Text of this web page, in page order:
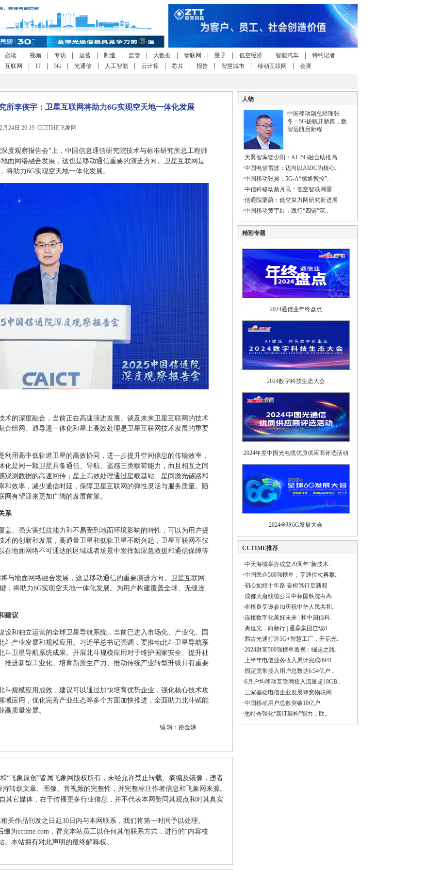
必读 视频 专访 运营 制造 监管 大数据 物联网 量子 低空经济 智能汽车
特约记者
互联网 IT 5G 光通信 人工智能 云计算 芯片 报告 智慧城市 移动互联网 会展
所李侠宇：卫星互联网将助力6G实现空天地一体化发展
月24日 20:19 CCTIME飞象网
深度观察报告会”上，中国信息通信研究院技术与标准研究所总工程师
面网络融合发展，这也是移动通信重要的演进方向。卫星互联网是
将助力6G实现空天地一体化发展。
术的深度融合，当前正在高速演进发展。谈及未来卫星互联网的技术
合组网、通导遥一体化和星上高效处理是卫星互联网技术发展的重要
利用高中低轨道卫星的高效协同，进一步提升空间信息的传输效率，
化是同一颗卫星具备通信、导航、遥感三类载荷能力，而且相互之间
观测数据的高速回传；星上高效处理通过星载基站、星间激光链路和
和效率，减少通信时延，保障卫星互联网的弹性灵活与服务质量。随
有望迎来更加广阔的发展前景。
系
盖、强灾害抵抗能力和不易受到地面环境影响的特性，可以为用户提
术的创新和发展，高通量卫星和低轨卫星不断兴起，卫星互联网不仅
在地面网络不可通达的区域或者场景中发挥如应急救援和通信保障等
与地面网络融合发展，这是移动通信的重要演进方向。卫星互联网
，将助力6G实现空天地一体化发展。为用户构建覆盖全球、无缝连
建议
设和独立运营的全球卫星导航系统，当前已进入市场化、产业化、国
斗产业发展和规模应用。习近平总书记强调，要推动北斗卫星导航系
斗卫星导航系统成果。开展北斗规模应用对于维护国家安全、提升社
推进新型工业化、培育新质生产力、推动传统产业转型升级具有重要
斗规模应用成效，建议可以通过加快培育优势企业，强化核心技术攻
域应用，优化完善产业生态等多个方面加快推进，全面助力北斗赋能
高质量发展。
编 辑：路金娣
“飞象原创”皆属飞象网版权所有，未经允许禁止转载、摘编及镜像，违者
转载文章、图像、音视频的完整性，并完整标注作者信息和飞象网来源。
其它媒体，在于传播更多行业信息，并不代表本网赞同其观点和对其真实
关作品刊发之日起30日内与本网联系，我们将第一时间予以处理。
缀为cctime.com，冒充本站员工以任何其他联系方式，进行的“内容核
。本站拥有对此声明的最终解释权。
人物
中国移动副总经理张
冬：5G扬帆开新篇，数
智远航启新程
· 天翼智库饶少阳：AI+5G融合助推高..
·中国电信雷波：迈向以AIDC为核心..
·中国移动张昊：5G-A“感通智控”..
·中信科移动蔡月民：低空智联网需..
·信通院栗蔚：低空算力网研究新进展
·中国移动黄宇红：践行“四链”深..
精彩专题
2024通信业年终盘点
2024数字科技生态大会
2024年度中国光电缆优质供应商评选活动
2024全球6G发展大会
CCTIME推荐
·中天海缆举办成立20周年“新技术..
·中国民企500强榜单，亨通位次再攀..
·初心如炬十年路 奋楫笃行启新程
· 成都大唐线缆公司中标国铁沈白高..
·崔根良受邀参加庆祝中华人民共和..
·连接数字化美好未来 | 和中国信科..
· 勇追光，向新行 | 通鼎集团连续8..
·西古光通打造5G+智慧工厂，开启光..
·2024财富500强榜单透视：崛起之路..
·上半年电信业务收入累计完成8941..
· 固定宽带接入用户总数达6.54亿户 ..
·6月户均移动互联网接入流量超18GB..
·三家基础电信企业发展蜂窝物联网..
·中国移动用户总数突破10亿户
·思特奇强化“新IT架构”能力，助..